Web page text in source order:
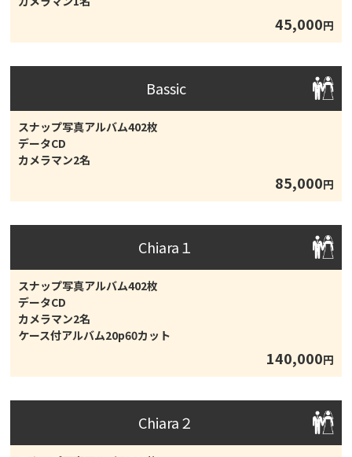
45,000円
Bassic
スナップ写真アルバム402枚
データCD
カメラマン2名
85,000円
Chiara１
スナップ写真アルバム402枚
データCD
カメラマン2名
ケース付アルバム20p60カット
140,000円
Chiara２